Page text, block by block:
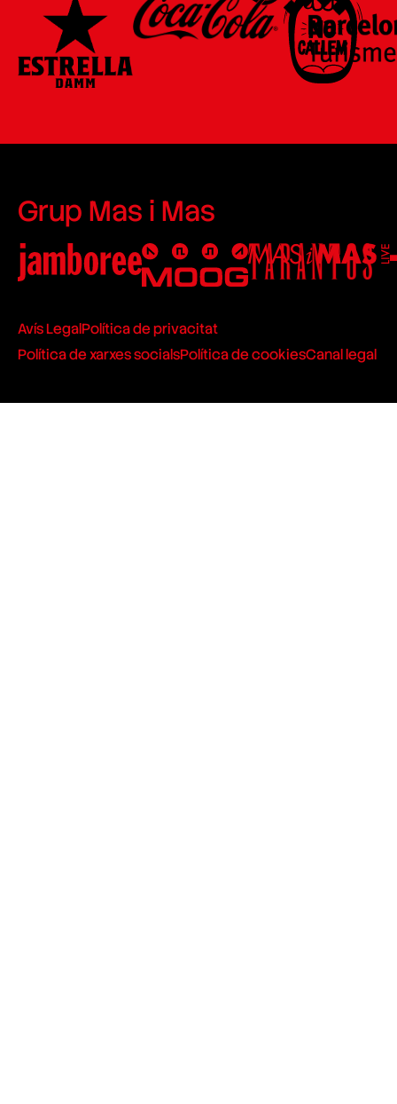
Grup Mas i Mas
Avís LegalPolítica de privacitat
Política de xarxes socialsPolítica de cookiesCanal legal